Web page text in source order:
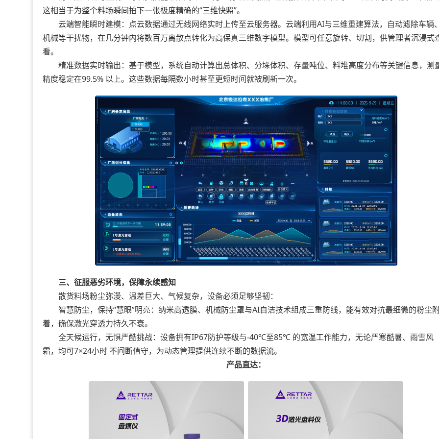
这相当于为整个料场瞬间拍下一张极度精确的“三维快照”。
云端智能瞬时建模：点云数据通过无线网络实时上传至云服务器。云端利用AI与三维重建算法，自动滤除车辆、
机械等干扰物，在几分钟内将数百万离散点转化为高保真三维数字模型。模型可任意旋转、切割，供管理者沉浸式
看。
精准数据实时输出：基于模型，系统自动计算出总体积、分垛体积、存量吨位、料堆高度分布等关键信息，测
精度稳定在99.5% 以上。这些数据每隔数小时甚至更短时间就被刷新一次。
三、征服恶劣环境，保障永续感知
散货料场粉尘弥漫、温差巨大、气候复杂，设备必须足够坚韧：
智慧防尘，保持“慧眼”明亮：纳米高透膜、机械防尘罩与AI自洁技术组成三重防线，能有效对抗最细微的粉尘
着，确保激光穿透力持久不衰。
全天候运行，无惧严酷挑战：设备拥有IP67防护等级与-40℃至85℃ 的宽温工作能力，无论严寒酷暑、雨雪风
霜，均可7×24小时 不间断值守，为动态管理提供连续不断的数据流。
产品直达：